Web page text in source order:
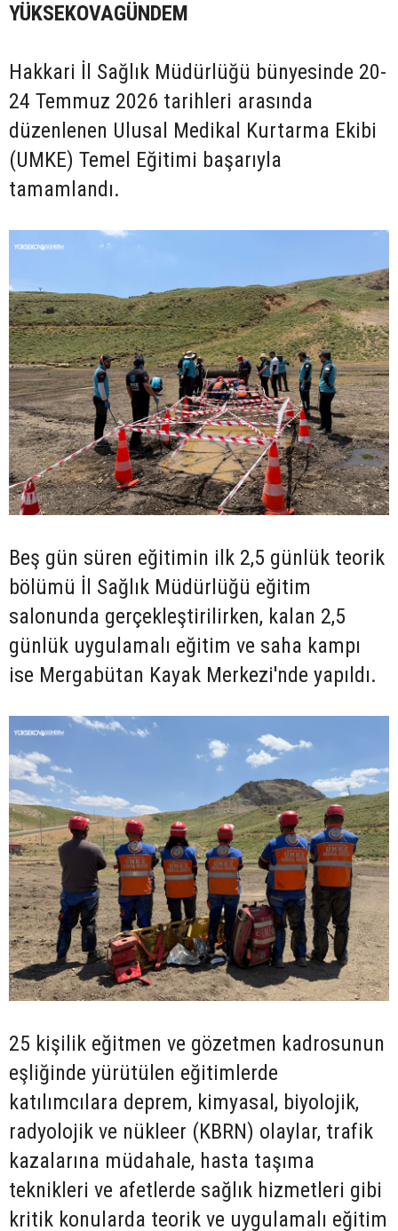
YÜKSEKOVAGÜNDEM
Hakkari İl Sağlık Müdürlüğü bünyesinde 20-
24 Temmuz 2026 tarihleri arasında
düzenlenen Ulusal Medikal Kurtarma Ekibi
(UMKE) Temel Eğitimi başarıyla
tamamlandı.
Beş gün süren eğitimin ilk 2,5 günlük teorik
bölümü İl Sağlık Müdürlüğü eğitim
salonunda gerçekleştirilirken, kalan 2,5
günlük uygulamalı eğitim ve saha kampı
ise Mergabütan Kayak Merkezi'nde yapıldı.
25 kişilik eğitmen ve gözetmen kadrosunun
eşliğinde yürütülen eğitimlerde
katılımcılara deprem, kimyasal, biyolojik,
radyolojik ve nükleer (KBRN) olaylar, trafik
kazalarına müdahale, hasta taşıma
teknikleri ve afetlerde sağlık hizmetleri gibi
kritik konularda teorik ve uygulamalı eğitim